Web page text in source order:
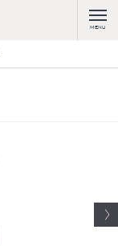
MENU